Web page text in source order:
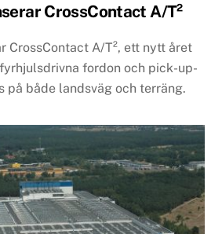
CrossContact A/T²
CrossContact A/T², ett nytt året
fordon och pick-up-
på både landsväg och terräng.